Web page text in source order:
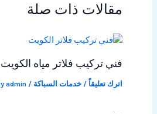
مقالات ذات صلة
فني تركيب فلاتر مياه الكويت
اترك تعليقاً / خدمات السباكة / By
admin